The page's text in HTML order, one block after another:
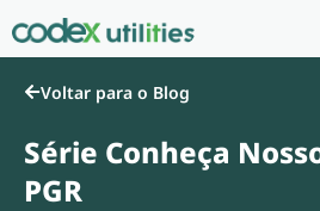
Voltar para o Blog
Série Conheça
PGR